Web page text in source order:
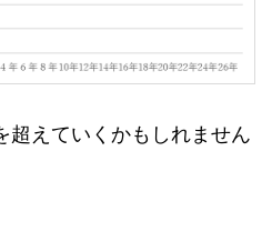
超えていくかもしれません